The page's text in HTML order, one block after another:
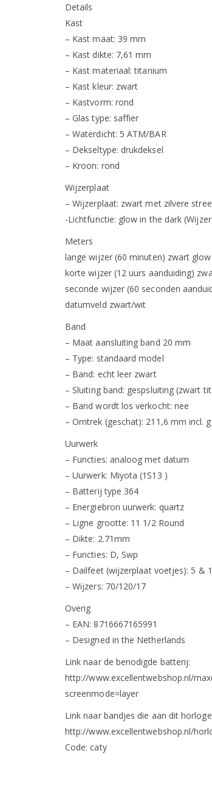
Details
Kast
– Kast maat: 39 mm
– Kast dikte: 7,61 mm
– Kast materiaal: titanium
– Kast kleur: zwart
– Kastvorm: rond
– Glas type: saffier
– Waterdicht: 5 ATM/BAR
– Dekseltype: drukdeksel
– Kroon: rond
Wijzerplaat
– Wijzerplaat: zwart met zilvere
-Lichtfunctie: glow in the dark
Meters
lange wijzer (60 minuten) zwart
korte wijzer (12 uurs aanduiding)
seconde wijzer (60 seconden
datumveld zwart/wit
Band
– Maat aansluiting band 20 mm
– Type: standaard model
– Band: echt leer zwart
– Sluiting band: gespsluiting (zwart
– Band wordt los verkocht: nee
– Omtrek (geschat): 211,6 mm incl.
Uurwerk
– Functies: analoog met datum
– Uurwerk: Miyota (1S13 )
– Batterij type 364
– Energiebron uurwerk: quartz
– Ligne grootte: 11 1/2 Round
– Dikte: 2.71mm
– Functies: D, Swp
– Dailfeet (wijzerplaat voetjes): 5 &
– Wijzers: 70/120/17
Overig
– EAN: 8716667165991
– Designed in the Netherlands
Link naar de benodigde batterij:
http://www.excellentwebshop.nl/
screenmode=layer
Link naar bandjes die aan dit
http://www.excellentwebshop.nl/
Code: caty